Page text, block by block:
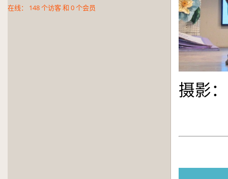
在线： 148个访客 和 0个会员
摄影